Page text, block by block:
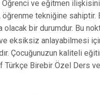
ve eğitmen
tekniğine
olacak bir durumdur. Bu
eksiksiz anlayabilmesi
Çocuğunuzun kaliteli
Türkçe Birebir Özel Ders